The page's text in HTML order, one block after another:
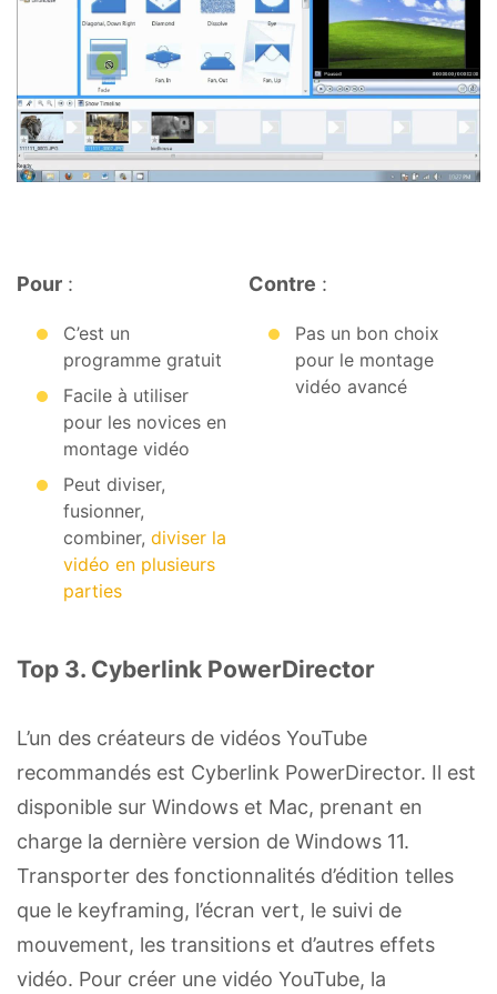
Pour :
C’est un
programme gratuit
Facile à utiliser
pour les novices en
montage vidéo
Peut diviser,
fusionner,
combiner, diviser la
vidéo en plusieurs
parties
Contre :
Pas un bon choix
pour le montage
vidéo avancé
Top 3. Cyberlink PowerDirector
L’un des créateurs de vidéos YouTube
recommandés est Cyberlink PowerDirector. Il est
disponible sur Windows et Mac, prenant en
charge la dernière version de Windows 11.
Transporter des fonctionnalités d’édition telles
que le keyframing, l’écran vert, le suivi de
mouvement, les transitions et d’autres effets
vidéo. Pour créer une vidéo YouTube, la